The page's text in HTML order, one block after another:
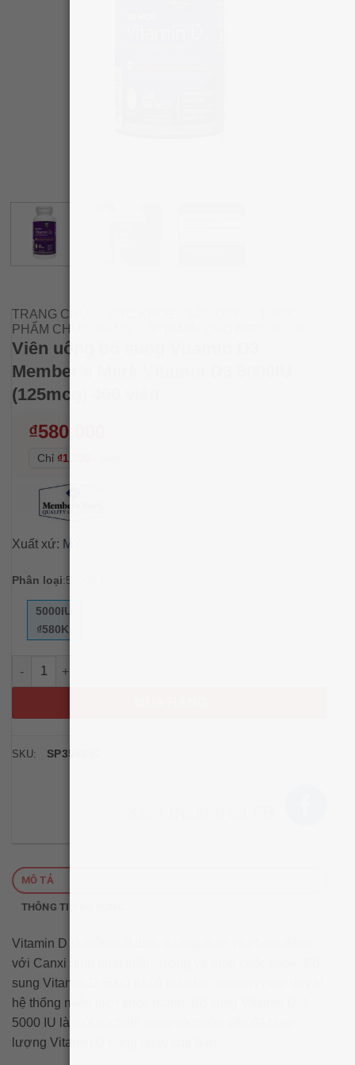
TRANG CHỦ
PHẨM CHỨC NĂNG
Viên uống bổ sung Vitamin D3
Member’s Mark Vitamin D3 5000IU
(125mcg) 400 viên
₫580,000
Chỉ ₫1,500
Xuất xứ: MỸ
Phân loại:5000IU
5000IU
₫580K
Viên uống bổ sung Vitamin D3 Member’s Mark Vitamin D3
SKU: SP356852
MÔ TẢ
THÔNG TIN BỔ SUNG
Vitamin D là một chất dinh dưỡng thiết yếu hoạt động
với Canxi giúp phát triển xương và răng chắc khỏe. Bổ
sung Vitamin D 5000 IU có hiệu lực cao này giúp duy trì
hệ thống miễn dịch khỏe mạnh. Bổ sung Vitamin D-3
5000 IU là một cách dễ dàng và thuận tiện để tăng
lượng Vitamin D hàng ngày của bạn.